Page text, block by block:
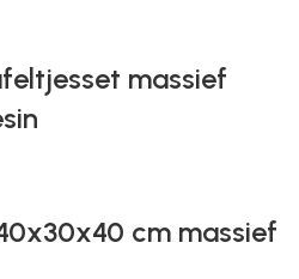
massief
cm massief